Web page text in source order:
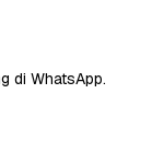
di WhatsApp.